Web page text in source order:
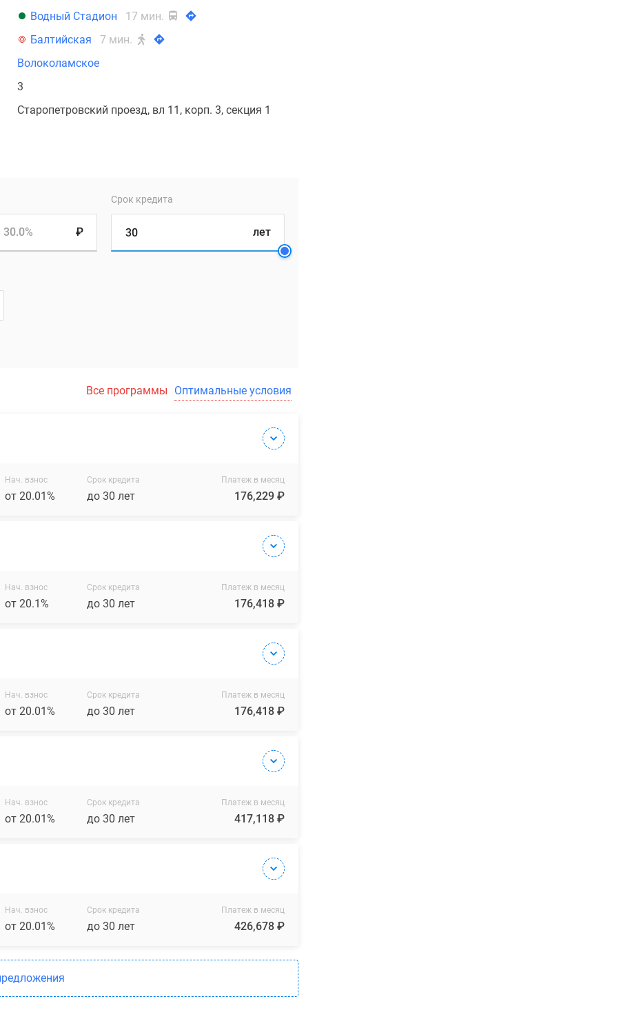
Водный Стадион
17 мин.
Балтийская
7 мин.
Волоколамское
3
Старопетровский проезд, вл 11, корп. 3, секция 1
₽
30.0%
Срок кредита
лет
Все программы Оптимальные условия
Нач. взнос
от 20.01%
Срок кредита
до 30 лет
Платеж в месяц
176,229 ₽
Нач. взнос
от 20.1%
Срок кредита
до 30 лет
Платеж в месяц
176,418 ₽
Нач. взнос
от 20.01%
Срок кредита
до 30 лет
Платеж в месяц
176,418 ₽
Нач. взнос
от 20.01%
Срок кредита
до 30 лет
Платеж в месяц
417,118 ₽
Нач. взнос
от 20.01%
Срок кредита
до 30 лет
Платеж в месяц
426,678 ₽